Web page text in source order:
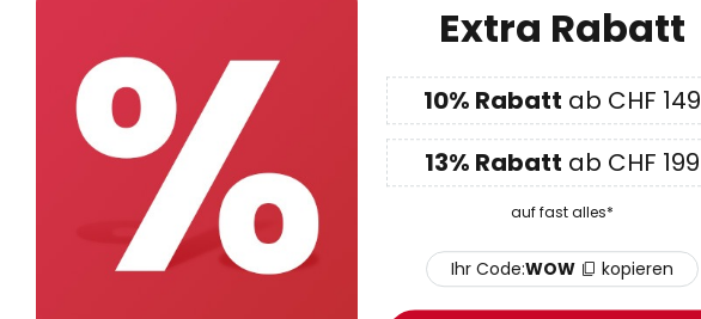
Lindby LED-Solar-Sockelleuchte
Antje, Bewegungsmelder, IP44
CHF 97.90 UVP -50%
CHF 195.90
Lucande LED-Solarwandlampe
CHF 58.90 UVP -43%
UVPCHF 104.90
Extra Rabatt
10% Rabatt ab CHF 149
13% Rabatt ab CHF 199
auf fast alles*
Ihr Code:WOW kopieren